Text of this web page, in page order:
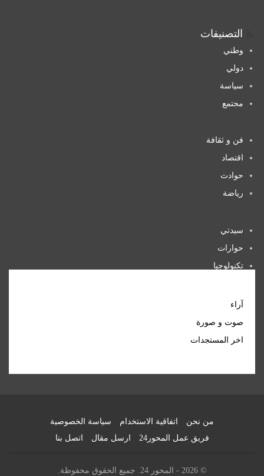
التصنيفات
وطني
دولي
سياسة
مجتمع
فن و ثقافة
اقتصاد
حوادث
رياضة
سيدتي
حوارات
تكنولوجيا
آراء
صوت و صورة
اخر المستجدات
من نحن اتفاقية الاستخدام
سياسة الخصوصية
فريق عمل المحور24
ارسل مقال اتصل بنا
© 2026 - المحور 24. جميع الحقوق محفوظة.